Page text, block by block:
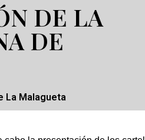
DE LA
DE
La Malagueta